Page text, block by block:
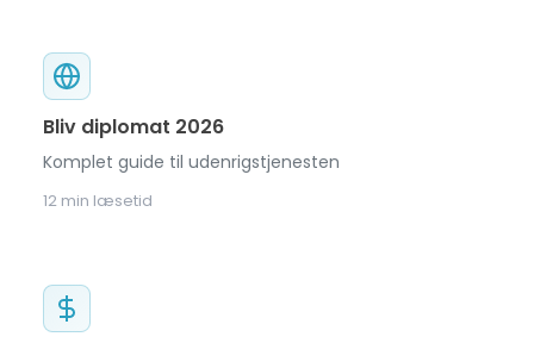
Bliv diplomat 2026
Komplet guide til udenrigstjenesten
12 min læsetid